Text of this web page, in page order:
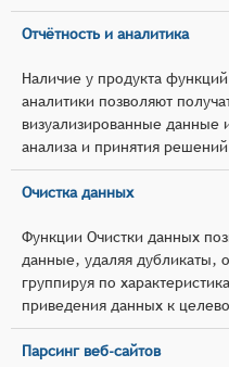
Отчётность и аналитика
Наличие у продукта
аналитики позволяют
визуализированные
анализа и принятия
Очистка данных
Функции Очистки данных
данные, удаляя
группируя по
приведения данных к
Парсинг веб-сайтов